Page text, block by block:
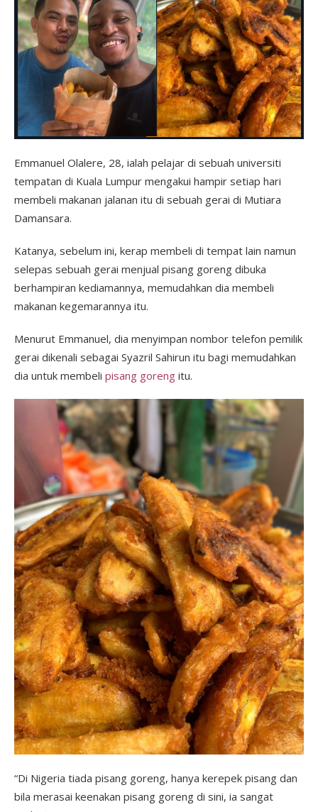
Emmanuel Olalere, 28, ialah pelajar di sebuah universiti
tempatan di Kuala Lumpur mengakui hampir setiap hari
membeli makanan jalanan itu di sebuah gerai di Mutiara
Damansara.
Katanya, sebelum ini, kerap membeli di tempat lain namun
selepas sebuah gerai menjual pisang goreng dibuka
berhampiran kediamannya, memudahkan dia membeli
makanan kegemarannya itu.
Menurut Emmanuel, dia menyimpan nombor telefon pemilik
gerai dikenali sebagai Syazril Sahirun itu bagi memudahkan
dia untuk membeli pisang goreng itu.
“Di Nigeria tiada pisang goreng, hanya kerepek pisang dan
bila merasai keenakan pisang goreng di sini, ia sangat